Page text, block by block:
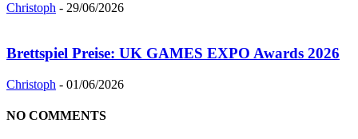
Christoph - 29/06/2026
Brettspiel Preise: UK GAMES EXPO Awards 2026
Christoph - 01/06/2026
NO COMMENTS